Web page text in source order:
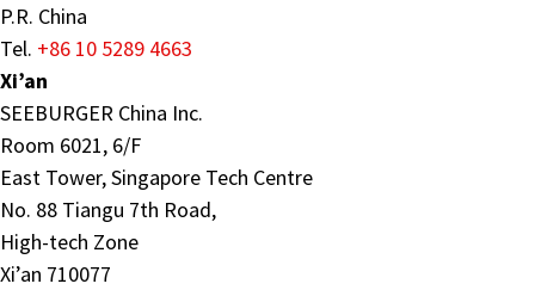
P.R. China
Tel. +86 10 5289 4663
Xi’an
SEEBURGER China Inc.
Room 6021, 6/F
East Tower, Singapore Tech Centre
No. 88 Tiangu 7th Road,
High-tech Zone
Xi’an 710077